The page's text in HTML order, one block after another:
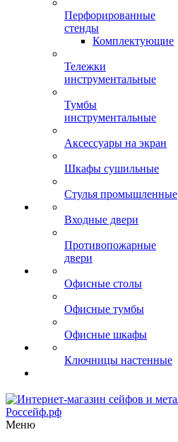
Перфорированные
стенды
Комплектующие
Тележки
инструментальные
Тумбы
инструментальные
Аксессуары на экран
Шкафы сушильные
Стулья промышленные
Входные двери
Противопожарные
двери
Офисные столы
Офисные тумбы
Офисные шкафы
Ключницы настенные
Меню